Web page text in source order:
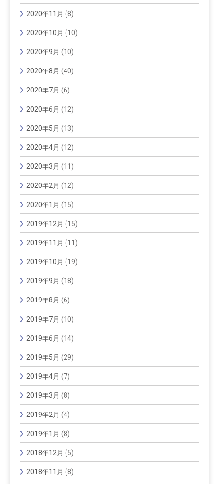
2020年11月 (8)
2020年10月 (10)
2020年9月 (10)
2020年8月 (40)
2020年7月 (6)
2020年6月 (12)
2020年5月 (13)
2020年4月 (12)
2020年3月 (11)
2020年2月 (12)
2020年1月 (15)
2019年12月 (15)
2019年11月 (11)
2019年10月 (19)
2019年9月 (18)
2019年8月 (6)
2019年7月 (10)
2019年6月 (14)
2019年5月 (29)
2019年4月 (7)
2019年3月 (8)
2019年2月 (4)
2019年1月 (8)
2018年12月 (5)
2018年11月 (8)